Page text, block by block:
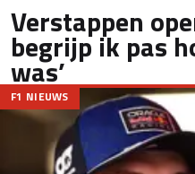
Verstappen
begrijp ik pas
was’
F1 NIEUWS